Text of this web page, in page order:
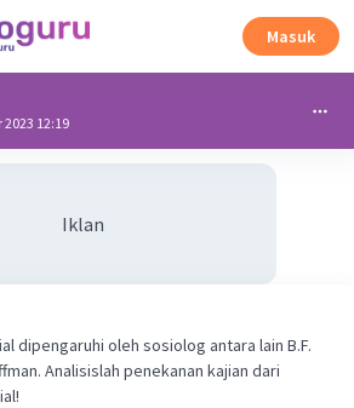
Masuk
12:19
Iklan
dipengaruhi oleh sosiolog antara lain B.F.
Analisislah penekanan kajian dari